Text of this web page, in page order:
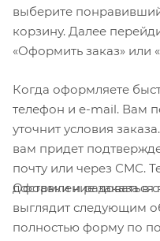
выберите
корзину. Далее
«Оформить заказ» или
Когда оформляете
телефон и e-mail. Вам
уточнит условия
вам придет
почту или через СМС.
доставки и
Оформление заказа в
выглядит следующим
полностью форму по